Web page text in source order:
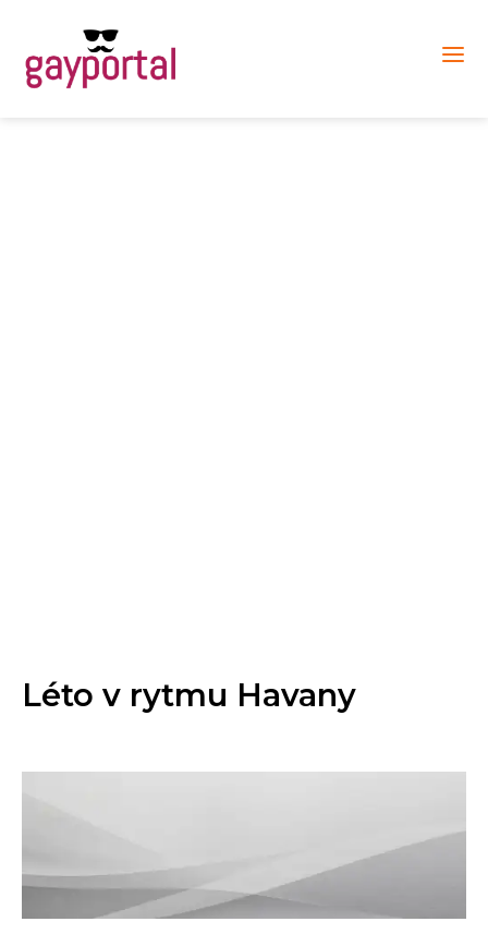
Léto v rytmu Havany